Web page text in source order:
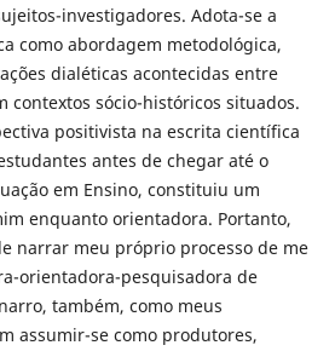
investigadores. Adota-se a
como abordagem metodológica,
dialéticas acontecidas entre
contextos sócio-históricos situados.
positivista na escrita científica
antes de chegar até o
em Ensino, constituiu um
enquanto orientadora. Portanto,
narrar meu próprio processo de me
orientadora-pesquisadora de
também, como meus
assumir-se como produtores,